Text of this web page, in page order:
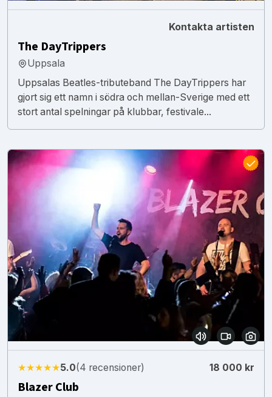
Kontakta artisten
The DayTrippers
Uppsala
Uppsalas Beatles-tributeband The DayTrippers har
gjort sig ett namn i södra och mellan-Sverige med ett
stort antal spelningar på klubbar, festivale...
★★★★★5.0(4 recensioner) 18 000 kr
Blazer Club